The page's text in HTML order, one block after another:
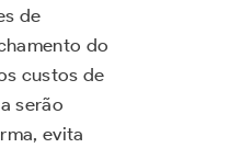
de
do
custos de
serão
evita